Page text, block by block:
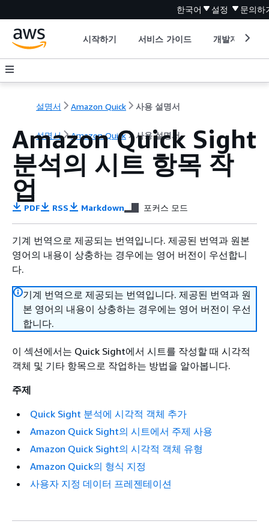
한국어 설정 문의하
시작하기 서비스 가이드 개발자 도구
설명서 Amazon Quick 사용 설명서
설명서 Amazon Quick 사용 설명서
Amazon Quick Sight
분석의 시트 항목 작
업
PDF RSS Markdown 포커스 모드
기계 번역으로 제공되는 번역입니다. 제공된 번역과 원본
영어의 내용이 상충하는 경우에는 영어 버전이 우선합니
다.
기계 번역으로 제공되는 번역입니다. 제공된 번역과 원
본 영어의 내용이 상충하는 경우에는 영어 버전이 우선
합니다.
이 섹션에서는 Quick Sight에서 시트를 작성할 때 시각적
객체 및 기타 항목으로 작업하는 방법을 알아봅니다.
주제
Quick Sight 분석에 시각적 객체 추가
Amazon Quick Sight의 시트에서 주제 사용
Amazon Quick Sight의 시각적 객체 유형
Amazon Quick의 형식 지정
사용자 지정 데이터 프레젠테이션